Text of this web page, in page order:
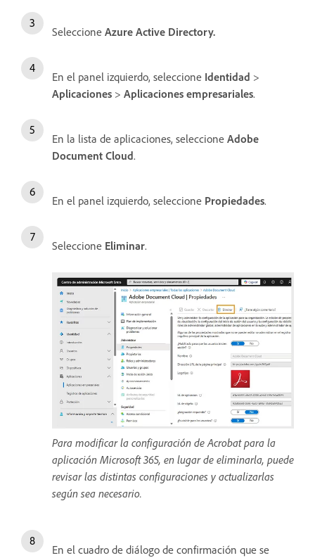
Seleccione Azure Active Directory.
En el panel izquierdo, seleccione Identidad >
Aplicaciones > Aplicaciones empresariales.
En la lista de aplicaciones, seleccione Adobe
Document Cloud.
En el panel izquierdo, seleccione Propiedades.
Seleccione Eliminar.
Para modificar la configuración de Acrobat para la
aplicación Microsoft 365, en lugar de eliminarla, puede
revisar las distintas configuraciones y actualizarlas
según sea necesario.
En el cuadro de diálogo de confirmación que se